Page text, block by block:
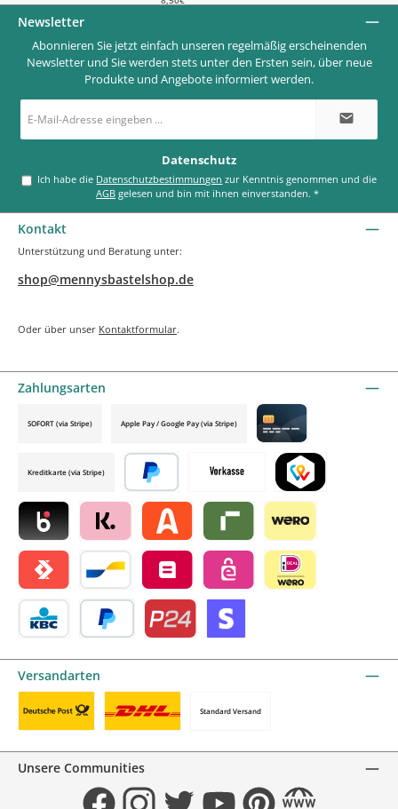
Newsletter
Abonnieren Sie jetzt einfach unseren regelmäßig erscheinenden
Newsletter und Sie werden stets unter den Ersten sein, über neue
Produkte und Angebote informiert werden.
E-
Mail-
*
Datenschutz
Ich habe die Datenschutzbestimmungen
AGB gelesen und bin mit ihnen einverstanden.*
Kontakt
Unterstützung und Beratung unter:
shop@mennysbastelshop.de
Oder über unser Kontaktformular.
Zahlungsarten
Vorkasse TWINT by mollie
Blik by mollieKlarna by mollieAlma by mollieRiverty by mollie
Wero
Satispay by mollieBancontact by mollie
Belfius by mollieeps by mollie
SOFORT (via Stripe) Apple Pay / Google Pay (via Stripe)
Credit card by mollie
Kreditkarte (via Stripe)
Später bezahlen
Versandarten
Standard Versand
Unsere Communities